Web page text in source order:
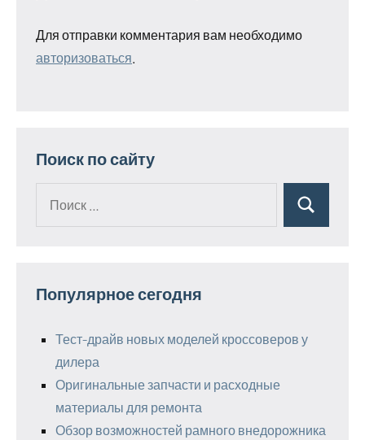
Для отправки комментария вам необходимо
авторизоваться
Поиск по сайту
Поиск
Популярное сегодня
Тест-драйв новых моделей кроссоверов у
дилера
Оригинальные запчасти и расходные
материалы для ремонта
Обзор возможностей рамного внедорожника